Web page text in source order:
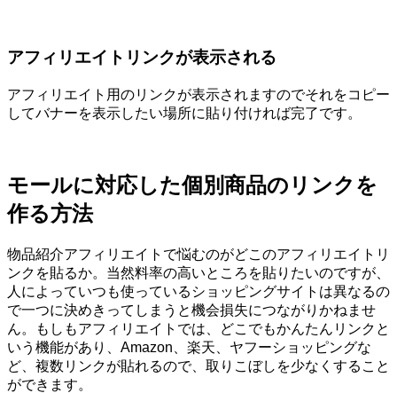
アフィリエイトリンクが表示される
アフィリエイト用のリンクが表示されますのでそれをコピー
してバナーを表示したい場所に貼り付ければ完了です。
モールに対応した個別商品のリンクを
作る方法
物品紹介アフィリエイトで悩むのがどこのアフィリエイトリ
ンクを貼るか。当然料率の高いところを貼りたいのですが、
人によっていつも使っているショッピングサイトは異なるの
で一つに決めきってしまうと機会損失につながりかねませ
ん。もしもアフィリエイトでは、どこでもかんたんリンクと
いう機能があり、Amazon、楽天、ヤフーショッピングな
ど、複数リンクが貼れるので、取りこぼしを少なくすること
ができます。